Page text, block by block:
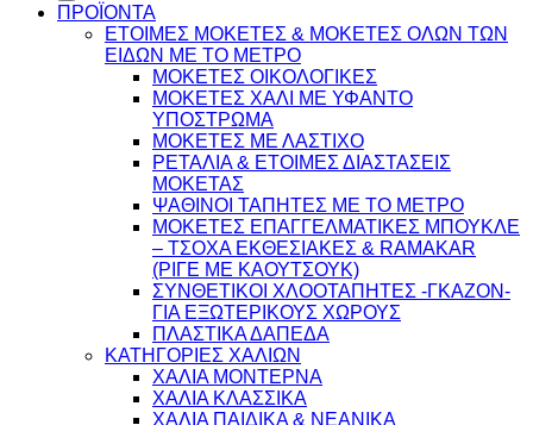
ΠΡΟΪΟΝΤΑ
ΕΤΟΙΜΕΣ ΜΟΚΕΤΕΣ & ΜΟΚΕΤΕΣ ΟΛΩΝ ΤΩΝ
ΕΙΔΩΝ ME TO ΜΕΤΡΟ
ΜΟΚΕΤΕΣ ΟΙΚΟΛΟΓΙΚΕΣ
ΜΟΚΕΤΕΣ ΧΑΛΙ ΜΕ ΥΦΑΝΤΟ
ΥΠΟΣΤΡΩΜΑ
ΜΟΚΕΤΕΣ ΜΕ ΛΑΣΤΙΧΟ
ΡΕΤΑΛΙΑ & ΕΤΟΙΜΕΣ ΔΙΑΣΤΑΣΕΙΣ
ΜΟΚΕΤΑΣ
ΨΑΘINΟΙ ΤΑΠΗΤΕΣ ΜΕ ΤΟ ΜΕΤΡΟ
ΜΟΚΕΤΕΣ ΕΠΑΓΓΕΛΜΑΤΙΚΕΣ ΜΠΟΥΚΛΕ
– ΤΣΟΧΑ ΕΚΘΕΣΙΑΚΕΣ & RAMAKAR
(ΡΙΓΕ ΜΕ ΚΑΟΥΤΣΟΥΚ)
ΣΥΝΘΕΤΙΚΟΙ ΧΛΟΟΤΑΠΗΤΕΣ -ΓΚΑΖΟΝ-
ΓΙΑ ΕΞΩΤΕΡΙΚΟΥΣ ΧΩΡΟΥΣ
ΠΛΑΣΤΙΚΑ ΔΑΠΕΔΑ
ΚΑΤΗΓΟΡΙΕΣ ΧΑΛΙΩΝ
ΧΑΛΙΑ ΜΟΝΤΕΡΝΑ
ΧΑΛΙΑ ΚΛΑΣΣΙΚΑ
ΧΑΛΙΑ ΠΑΙΔΙΚΑ & ΝΕΑΝΙΚΑ